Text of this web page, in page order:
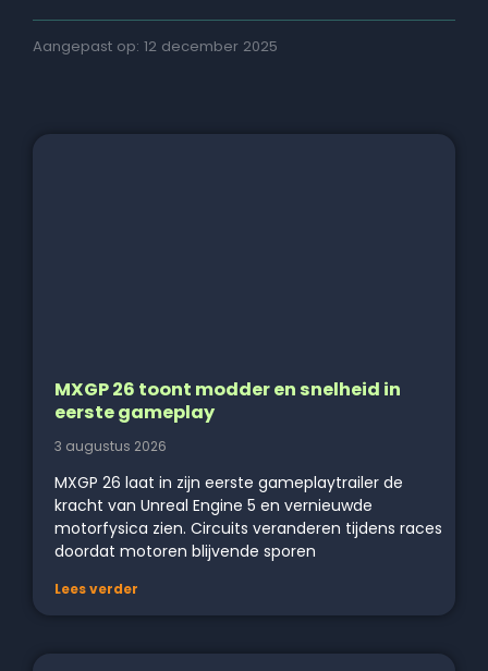
Aangepast op: 12 december 2025
MXGP 26 toont modder en snelheid in
eerste gameplay
3 augustus 2026
MXGP 26 laat in zijn eerste gameplaytrailer de
kracht van Unreal Engine 5 en vernieuwde
motorfysica zien. Circuits veranderen tijdens races
doordat motoren blijvende sporen
Lees verder